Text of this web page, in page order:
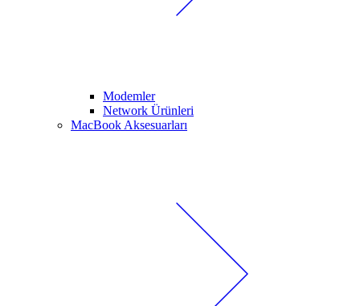
Modemler
Network Ürünleri
MacBook Aksesuarları